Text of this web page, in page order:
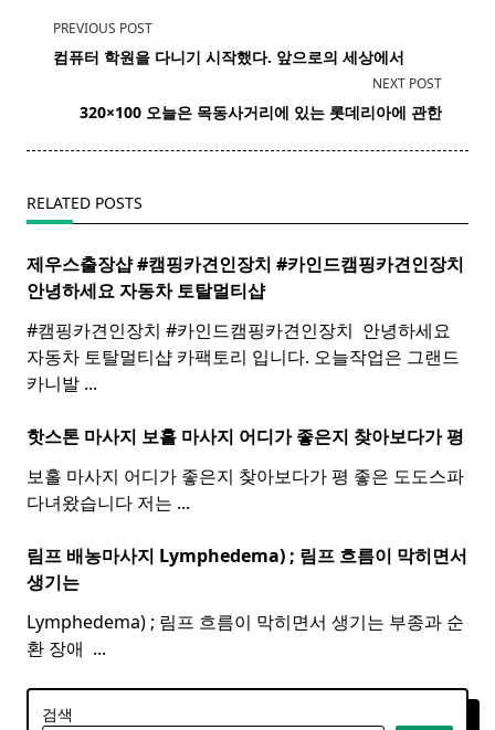
<span
class="nav-
screen-
text">Page</span>
PREVIOUS POST
컴퓨터 학원을 다니기 시작했다. 앞으로의 세상에서
NEXT POST
320×100 오늘은 목동사거리에 있는 롯데리아에 관한
RELATED POSTS
제우스출장샵 #캠핑카견인장치 #카인드캠핑카견인장치 ​
안녕하세요 자동차 토탈멀티샵
#캠핑카견인장치 #카인드캠핑카견인장치 ​ 안녕하세요
자동차 토탈멀티샵 카팩토리 입니다. 오늘작업은 그랜드
카니발 ...
핫스톤 마사지 보홀 마사지 어디가 좋은지 찾아보다가 평
보홀 마사지 어디가 좋은지 찾아보다가 평 좋은 도도스파
다녀왔습니다 저는 ...
림프 배농마사지 Lymphedema) ; 림프 흐름이 막히면서
생기는
Lymphedema) ; 림프 흐름이 막히면서 생기는 부종과 순
환 장애 ​ ...
검색